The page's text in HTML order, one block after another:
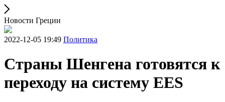
Новости Греции
2022-12-05 19:49 Политика
Cтраны Шенгена готовятся к
переходу на систему ЕЕS